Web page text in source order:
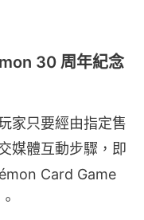
30 周年紀念
家只要經由指定售
媒體互動步驟，即
Card Game